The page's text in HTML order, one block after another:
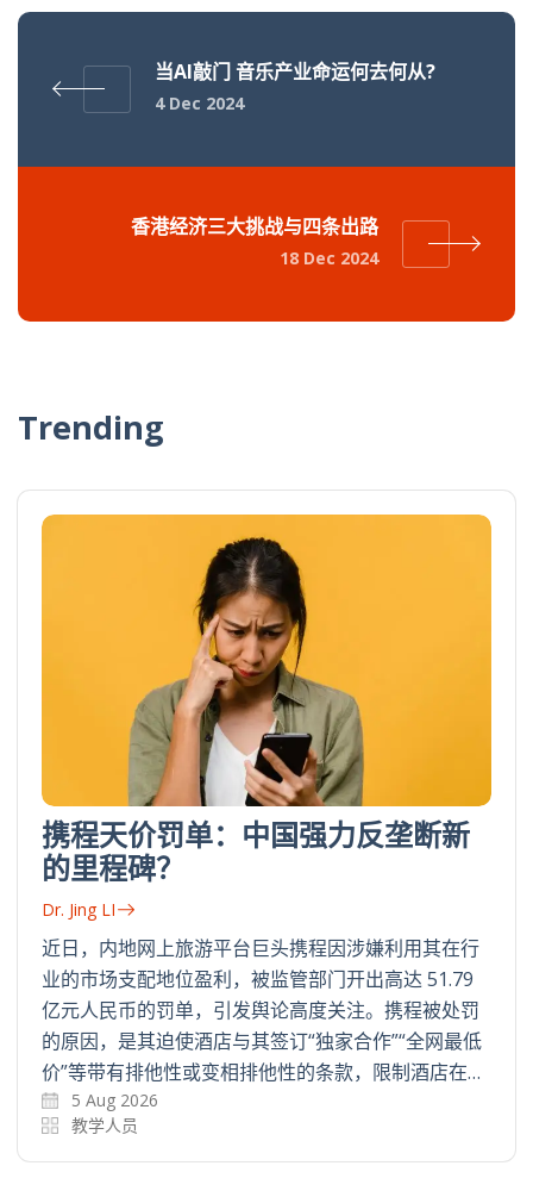
当AI敲门 音乐产业命运何去何从?
4 Dec 2024
香港经济三大挑战与四条出路
18 Dec 2024
Trending
携程天价罚单：中国强力反垄断新
的里程碑？
Dr. Jing LI
近日，内地网上旅游平台巨头携程因涉嫌利用其在行
业的市场支配地位盈利，被监管部门开出高达 51.79
亿元人民币的罚单，引发舆论高度关注。携程被处罚
的原因，是其迫使酒店与其签订“独家合作”“全网最低
价”等带有排他性或变相排他性的条款，限制酒店在…
5 Aug 2026
教学人员